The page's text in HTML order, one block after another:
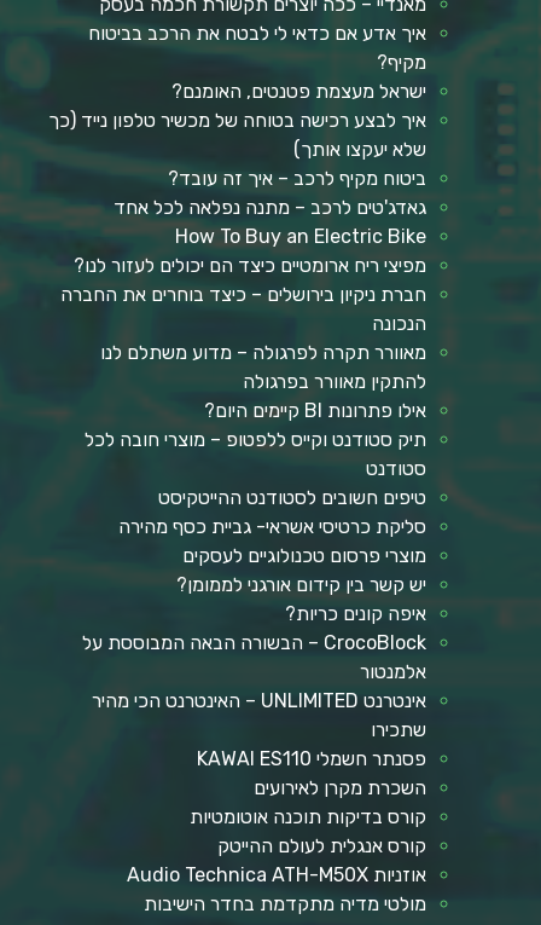
איך אדע אם כדאי לי לבטח את הרכב בביטוח
מקיף?
ישראל מעצמת פטנטים, האומנם?
איך לבצע רכישה בטוחה של מכשיר טלפון נייד (כך
שלא יעקצו אותך)
ביטוח מקיף לרכב – איך זה עובד?
גאדג'טים לרכב – מתנה נפלאה לכל אחד
How To Buy an Electric Bike
מפיצי ריח ארומטיים כיצד הם יכולים לעזור לנו?
חברת ניקיון בירושלים – כיצד בוחרים את החברה
הנכונה
מאוורר תקרה לפרגולה – מדוע משתלם לנו
להתקין מאוורר בפרגולה
אילו פתרונות BI קיימים היום?
תיק סטודנט וקייס ללפטופ – מוצרי חובה לכל
סטודנט
טיפים חשובים לסטודנט ההייטקיסט
סליקת כרטיסי אשראי- גביית כסף מהירה
מוצרי פרסום טכנולוגיים לעסקים
יש קשר בין קידום אורגני לממומן?
איפה קונים כריות?
CrocoBlock – הבשורה הבאה המבוססת על
אלמנטור
אינטרנט UNLIMITED – האינטרנט הכי מהיר
שתכירו
פסנתר חשמלי KAWAI ES110
השכרת מקרן לאירועים
קורס בדיקות תוכנה אוטומטיות
קורס אנגלית לעולם ההייטק
אוזניות Audio Technica ATH-M50X
מולטי מדיה מתקדמת בחדר הישיבות